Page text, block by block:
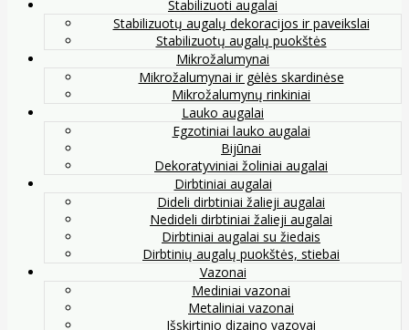
Stabilizuoti augalai
Stabilizuotų augalų dekoracijos ir paveikslai
Stabilizuotų augalų puokštės
Mikrožalumynai
Mikrožalumynai ir gėlės skardinėse
Mikrožalumynų rinkiniai
Lauko augalai
Egzotiniai lauko augalai
Bijūnai
Dekoratyviniai žoliniai augalai
Dirbtiniai augalai
Dideli dirbtiniai žalieji augalai
Nedideli dirbtiniai žalieji augalai
Dirbtiniai augalai su žiedais
Dirbtinių augalų puokštės, stiebai
Vazonai
Mediniai vazonai
Metaliniai vazonai
Išskirtinio dizaino vazovai